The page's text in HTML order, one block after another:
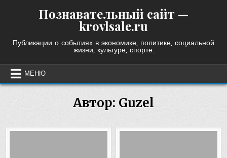
Познавательный сайт —
krovlsale.ru
Публикации о событиях в экономике, политике, социальной
жизни, культуре, спорте.
МЕНЮ
Автор: Guzel